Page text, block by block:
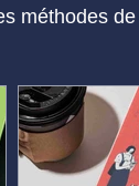
méthodes